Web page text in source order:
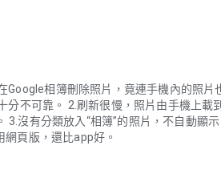
相簿刪除照片，竟連手機內的照片
不可靠。 2.刷新很慢，照片由手機上載
沒有分類放入“相簿”的照片，不自動顯
頁版，還比app好。